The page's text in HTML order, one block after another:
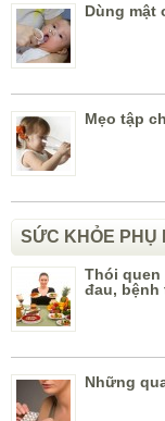
Dùng mật
Mẹo tập
SỨC KHỎE PHỤ
Thói quen
đau, bệnh
Những